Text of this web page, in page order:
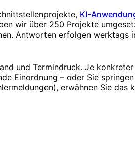
KI-
wir über 250 Projekte
Antworten erfolgen werktags
und Termindruck. Je
Einordnung – oder Sie
erwähnen Sie das